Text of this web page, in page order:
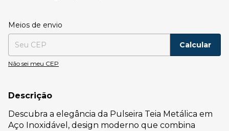
Entregas para o CEP:
Meios de envio
Calcular
Não sei meu CEP
Descrição
Descubra a elegância da Pulseira Teia Metálica em
Aço Inoxidável, design moderno que combina